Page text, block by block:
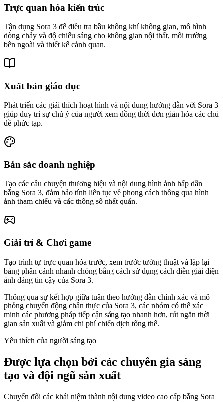
Trực quan hóa kiến trúc
Tận dụng Sora 3 để điều tra bầu không khí không gian, mô hình
dòng chảy và độ chiếu sáng cho không gian nội thất, môi trường
bên ngoài và thiết kế cảnh quan.
Xuất bản giáo dục
Phát triển các giải thích hoạt hình và nội dung hướng dẫn với Sora 3
giúp duy trì sự chú ý của người xem đồng thời đơn giản hóa các chủ
đề phức tạp.
Bản sắc doanh nghiệp
Tạo các câu chuyện thương hiệu và nội dung hình ảnh hấp dẫn
bằng Sora 3, đảm bảo tính liên tục về phong cách thông qua hình
ảnh tham chiếu và các thông số nhất quán.
Giải trí & Chơi game
Tạo trình tự trực quan hóa trước, xem trước tường thuật và lặp lại
bảng phân cảnh nhanh chóng bằng cách sử dụng cách diễn giải điện
ảnh đáng tin cậy của Sora 3.
Thông qua sự kết hợp giữa tuân theo hướng dẫn chính xác và mô
phỏng chuyển động chân thực của Sora 3, các nhóm có thể xác
minh các phương pháp tiếp cận sáng tạo nhanh hơn, rút ngắn thời
gian sản xuất và giảm chi phí chiến dịch tổng thể.
Yêu thích của người sáng tạo
Được lựa chọn bởi các chuyên gia sáng
tạo và đội ngũ sản xuất
Chuyển đổi các khái niệm thành nội dung video cao cấp bằng Sora